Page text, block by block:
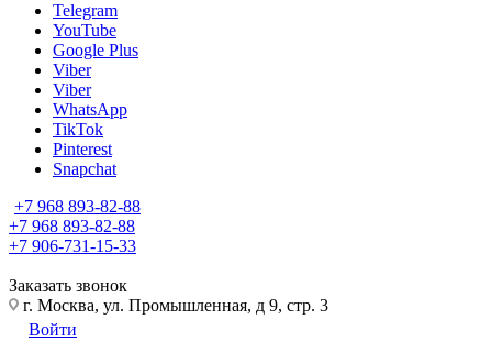
Telegram
YouTube
Google Plus
Viber
Viber
WhatsApp
TikTok
Pinterest
Snapchat
+7 968 893-82-88
+7 968 893-82-88
+7 906-731-15-33
Заказать звонок
г. Москва, ул. Промышленная, д 9, стр. 3
Войти